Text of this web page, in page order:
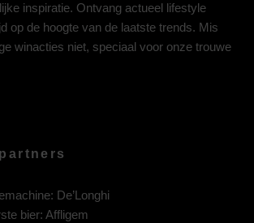
inspiratie. Ontvang actueel lifestyle
op de hoogte van de laatste trends. Mis
winacties niet, speciaal voor onze trouwe
De’Longhi
bier: Affligem